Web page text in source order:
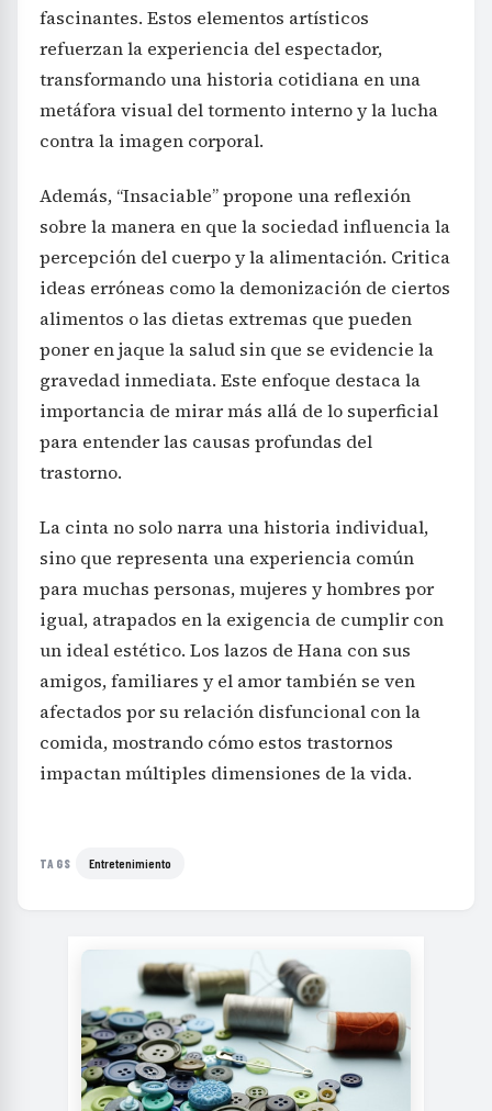
fascinantes. Estos elementos artísticos
refuerzan la experiencia del espectador,
transformando una historia cotidiana en una
metáfora visual del tormento interno y la lucha
contra la imagen corporal.
Además, “Insaciable” propone una reflexión
sobre la manera en que la sociedad influencia la
percepción del cuerpo y la alimentación. Critica
ideas erróneas como la demonización de ciertos
alimentos o las dietas extremas que pueden
poner en jaque la salud sin que se evidencie la
gravedad inmediata. Este enfoque destaca la
importancia de mirar más allá de lo superficial
para entender las causas profundas del
trastorno.
La cinta no solo narra una historia individual,
sino que representa una experiencia común
para muchas personas, mujeres y hombres por
igual, atrapados en la exigencia de cumplir con
un ideal estético. Los lazos de Hana con sus
amigos, familiares y el amor también se ven
afectados por su relación disfuncional con la
comida, mostrando cómo estos trastornos
impactan múltiples dimensiones de la vida.
TAGS Entretenimiento